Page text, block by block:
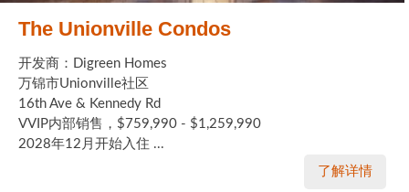
The Unionville Condos
开发商：Digreen Homes
万锦市Unionville社区
16th Ave & Kennedy Rd
VVIP内部销售，$759,990 - $1,259,990
2028年12月开始入住 ...
了解详情